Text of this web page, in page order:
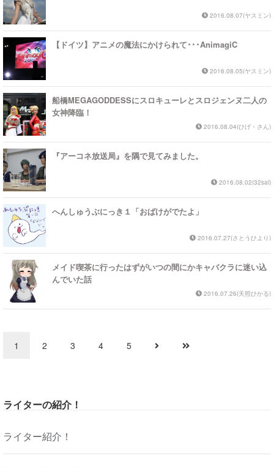
2016.08.07(ヤスミン)
【ドイツ】アニメの魔法にかけられて･･･AnimagiC
2016.08.05(ヤスミン)
船橋MEGAGODDESSにスロキューレとスロジェンヌ二人の
女神降臨！
2016.08.04(ひげ・さん)
『アーコネ放送局』を隅で見てみました。
2016.08.02(32sai)
へんしゅうぶにっき１「おばけがでたよ」
2016.07.27(さとうひより)
メイド喫茶に行ったはずがいつの間にかキャバクラに迷い込
んでいた話
2016.07.26(天照ひかる)
1 2 3 4 5
ライターの紹介！
ライター紹介！